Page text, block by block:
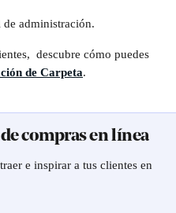
de administración.
descubre cómo puedes
de Carpeta.
compras en línea
e inspirar a tus clientes en